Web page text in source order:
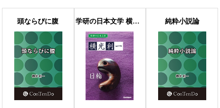
【モバイルビューア】
頭ならびに腹 学研の日本文学 横光利一 日輪 純粋小説論